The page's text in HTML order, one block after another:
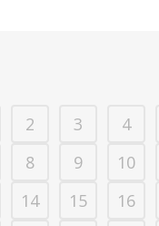
2 3 4
8 9 10
14 15 16